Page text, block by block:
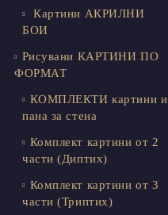
Картини АКРИЛНИ
БОИ
Рисувани КАРТИНИ ПО
ФОРМАТ
КОМПЛЕКТИ картини и
пана за стена
Комплект картини от 2
части (Диптих)
Комплект картини от 3
части (Триптих)